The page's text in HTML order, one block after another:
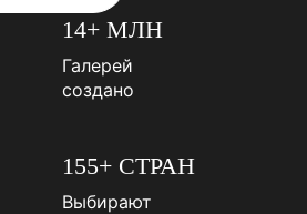
14+ МЛН
Галерей
создано
155+ СТРАН
Выбирают